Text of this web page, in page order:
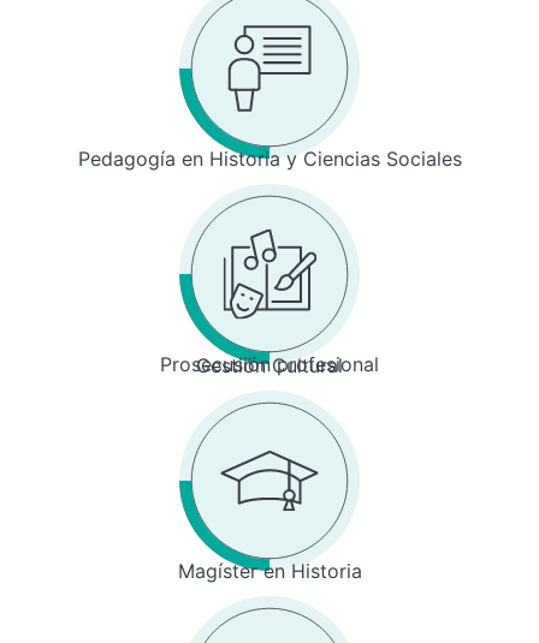
Pedagogía en Historia y Ciencias Sociales
Prosecusión profesional
Gestión Cultural
Magíster en Historia